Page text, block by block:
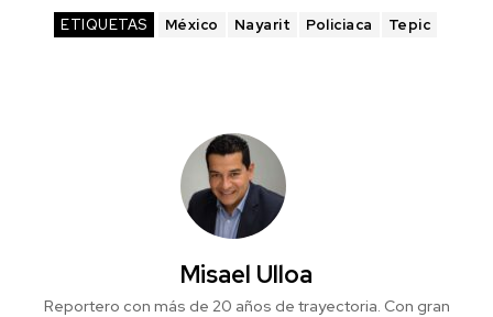
ETIQUETAS México Nayarit Policiaca Tepic
Misael Ulloa
Reportero con más de 20 años de trayectoria. Con gran